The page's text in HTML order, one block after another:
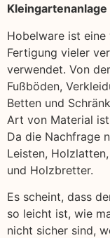
Hobelware ist
Fertigung vieler
verwendet. Von
Fußböden,
Betten und
Art von Material
Da die Nachfrage
Leisten,
und Holzbretter.
Es scheint, dass
so leicht ist, wie
nicht sicher sind,